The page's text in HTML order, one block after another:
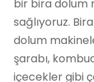
bir bira dolum
sağlıyoruz.
dolum
şarabı,
içecekler gibi